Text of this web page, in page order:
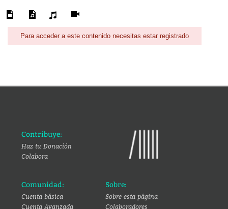
Para acceder a este contenido necesitas estar registrado
Contribuye:
Haz tu Donación
Colabora
Comunidad:
Cuenta básica
Cuenta Avanzada
Sobre:
Sobre esta página
Colaboradores